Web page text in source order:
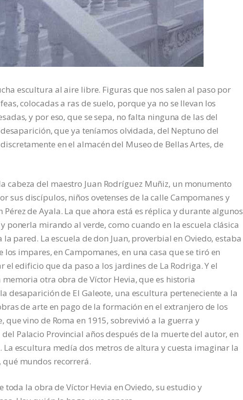
escultura al aire libre. Figuras que nos salen al paso por
colocadas a ras de suelo, porque ya no se llevan los
y por eso, que se sepa, no falta ninguna de las del
que ya teníamos olvidada, del Neptuno del
en el almacén del Museo de Bellas Artes, de
cabeza del maestro Juan Rodríguez Muñiz, un monumento
sus discípulos, niños ovetenses de la calle Campomanes y
de Ayala. La que ahora está es réplica y durante algunos
ponerla mirando al verde, como cuando en la escuela clásica
pared. La escuela de don Juan, proverbial en Oviedo, estaba
impares, en Campomanes, en una casa que se tiró en
el edificio que da paso a los jardines de La Rodriga. Y el
otra obra de Víctor Hevia, que es historia
desaparición de El Galeote, una escultura perteneciente a la
de arte en pago de la formación en el extranjero de los
que vino de Roma en 1915, sobrevivió a la guerra y
Palacio Provincial años después de la muerte del autor, en
escultura medía dos metros de altura y cuesta imaginar la
mundos recorrerá.
toda la obra de Víctor Hevia en Oviedo, su estudio y